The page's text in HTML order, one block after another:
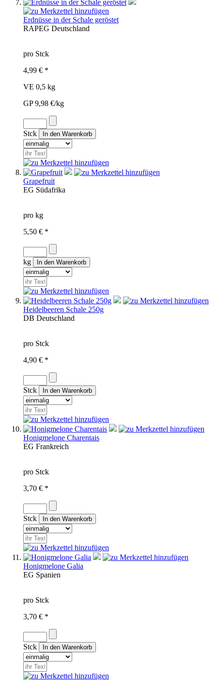
Erdnüsse in der Schale geröstet
RAPEG Deutschland
pro Stck
4,99 € *
VE 0,5 kg
GP 9,98 €/kg
Stck
Grapefruit
EG Südafrika
pro kg
5,50 € *
kg
Heidelbeeren Schale 250g
DB Deutschland
pro Stck
4,90 € *
Stck
Honigmelone Charentais
EG Frankreich
pro Stck
3,70 € *
Stck
Honigmelone Galia
EG Spanien
pro Stck
3,70 € *
Stck